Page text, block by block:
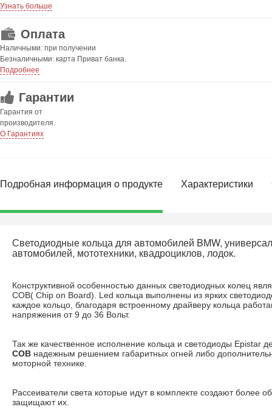
Узнать больше
Оплата
Наличными: при получении
Безналичными: карта Приват банка.
Подробнее
Гарантии
Гарантия от
производителя.
О Гарантиях
Подробная информация о продукте Характеристики
Светодиодные кольца для автомобилей BMW,
автомобилей, мототехники, квадроциклов, лодок.
Конструктивной особенностью данных светодиодных колец
COB( Chip on Board). Led кольца выполнены из ярких
каждое кольцо, благодаря встроенному драйверу кольца
напряжения от 9 до 36 Вольт.
Так же качественное исполнение кольца и светодиоды Epistar
COB надежным решением габаритных огней либо
моторной технике.
Рассеиватели света которые идут в комплекте создают более
защищают их.